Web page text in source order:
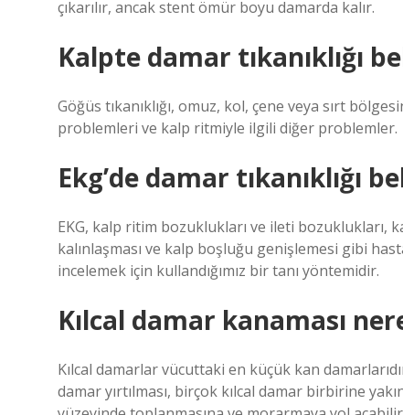
çıkarılır, ancak stent ömür boyu damarda kalır.
Kalpte damar tıkanıklığı
Göğüs tıkanıklığı, omuz, kol, çene veya sırt
problemleri ve kalp ritmiyle ilgili diğer problemler.
Ekg’de damar tıkanıklığı
EKG, kalp ritim bozuklukları ve ileti bozuklukları,
kalınlaşması ve kalp boşluğu genişlemesi gibi
incelemek için kullandığımız bir tanı yöntemidir.
Kılcal damar kanaması
Kılcal damarlar vücuttaki en küçük kan
damar yırtılması, birçok kılcal damar birbirine